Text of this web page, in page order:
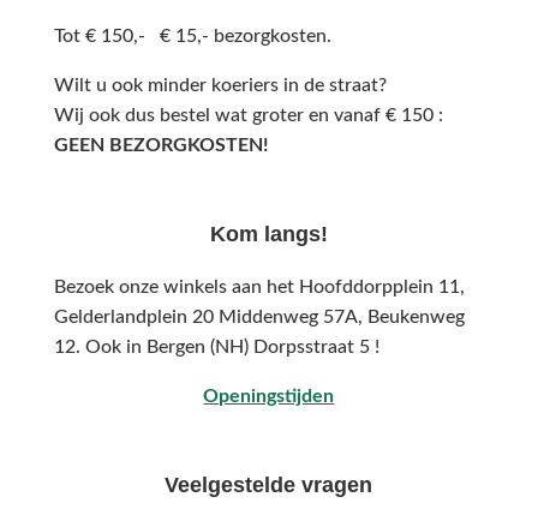
Tot € 150,- € 15,- bezorgkosten.
Wilt u ook minder koeriers in de straat?
Wij ook dus bestel wat groter en vanaf € 150 :
GEEN BEZORGKOSTEN!
Kom langs!
Bezoek onze winkels aan het Hoofddorpplein 11,
Gelderlandplein 20 Middenweg 57A, Beukenweg
12. Ook in Bergen (NH) Dorpsstraat 5 !
Openingstijden
Veelgestelde vragen